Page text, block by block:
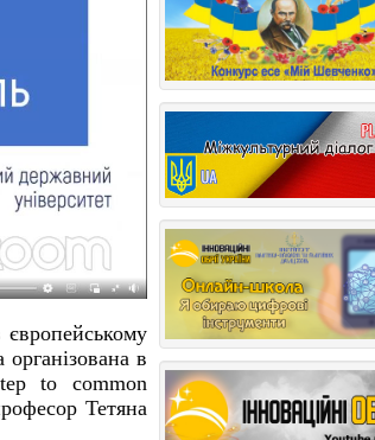
в
to common
Тетяна